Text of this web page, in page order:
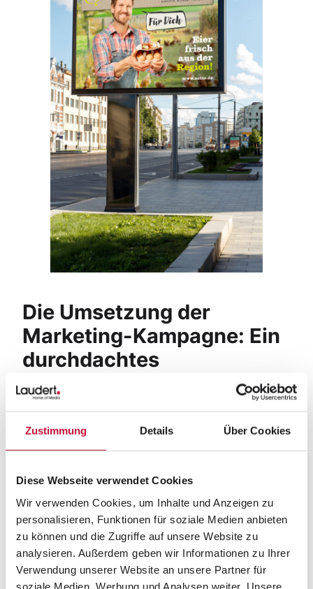
Zustimmung Details Über Cookies
Diese Webseite verwendet Cookies
Wir verwenden Cookies, um Inhalte und Anzeigen zu
personalisieren, Funktionen für soziale Medien anbieten
zu können und die Zugriffe auf unsere Website zu
analysieren. Außerdem geben wir Informationen zu Ihrer
Verwendung unserer Website an unsere Partner für
soziale Medien, Werbung und Analysen weiter. Unsere
Die Umsetzung der
Marketing-Kampagne: Ein
durchdachtes
Gesamtkonzept
Laudert begleitete die Kampagne von der
strategischen und kreativen Planung, über
Verteilung in die Märkte. Umfangreiches POS-
Out-of-Home-Plakate
und Prospekte
tragen dazu
bei, dass das Konzept nicht nur in den Netto-
Filialen, sondern auch im gesamten Einzugsgebiet
wahrgenommen wird. Ergänzt wird die Kampagne
durch eine digitale Präsenz auf der